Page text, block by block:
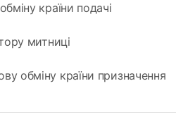
країни подачі
митниці
обміну країни призначення